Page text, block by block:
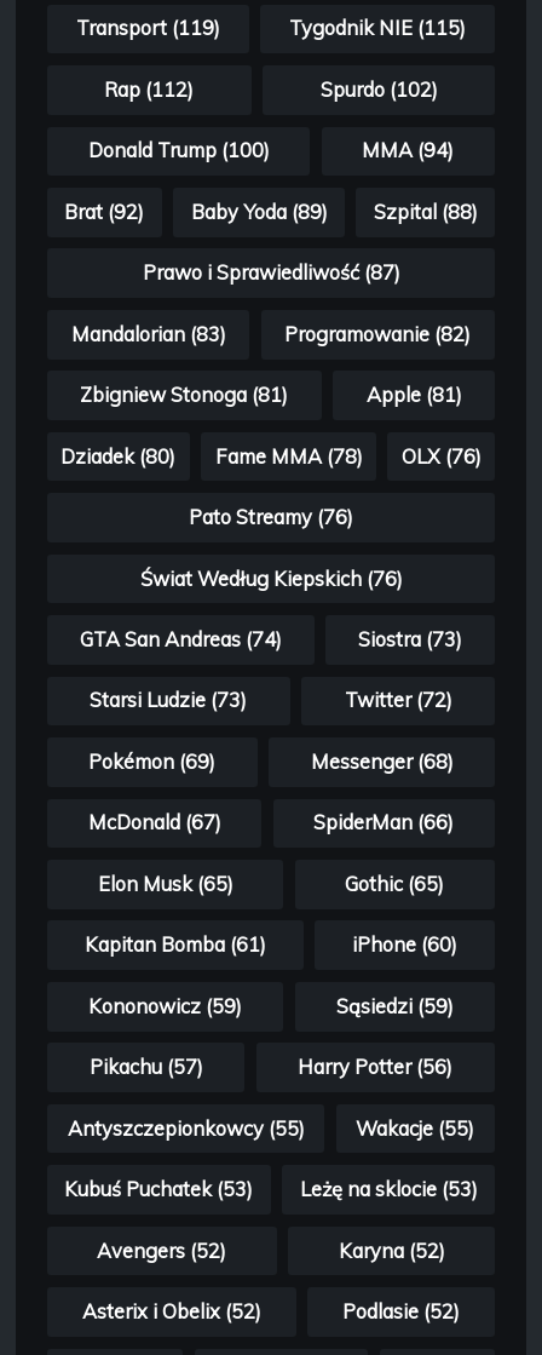
Transport (119) Tygodnik NIE (115)
Rap (112) Spurdo (102)
Donald Trump (100) MMA (94)
Brat (92) Baby Yoda (89) Szpital (88)
Prawo i Sprawiedliwość (87)
Mandalorian (83) Programowanie (82)
Zbigniew Stonoga (81) Apple (81)
Dziadek (80) Fame MMA (78) OLX (76)
Pato Streamy (76)
Świat Według Kiepskich (76)
GTA San Andreas (74) Siostra (73)
Starsi Ludzie (73) Twitter (72)
Pokémon (69) Messenger (68)
McDonald (67) SpiderMan (66)
Elon Musk (65) Gothic (65)
Kapitan Bomba (61) iPhone (60)
Kononowicz (59) Sąsiedzi (59)
Pikachu (57) Harry Potter (56)
Antyszczepionkowcy (55) Wakacje (55)
Kubuś Puchatek (53) Leżę na sklocie (53)
Avengers (52) Karyna (52)
Asterix i Obelix (52) Podlasie (52)